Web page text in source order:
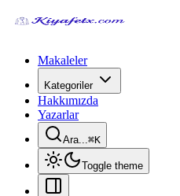
Makaleler
Kategoriler
Hakkımızda
Yazarlar
Ara...⌘K
Toggle theme